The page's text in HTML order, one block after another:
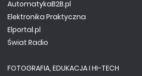
AutomatykaB2B.pl
Elektronika Praktyczna
Elportal.pl
Świat Radio
FOTOGRAFIA, EDUKACJA I HI-TECH